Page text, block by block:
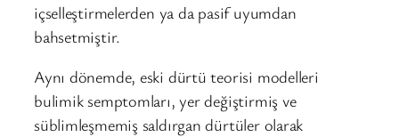
içselleştirmelerden ya da pasif uyumdan
bahsetmiştir.
Aynı dönemde, eski dürtü teorisi modelleri
bulimik semptomları, yer değiştirmiş ve
süblimleşmemiş saldırgan dürtüler olarak